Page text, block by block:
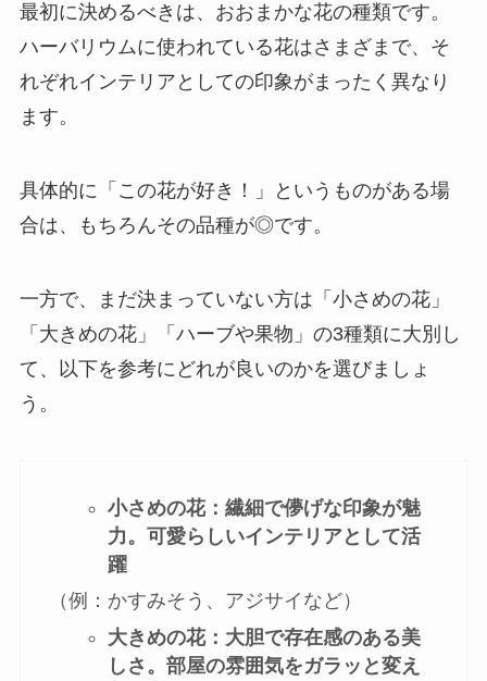
最初に決めるべきは、おおまかな花の種類です。
ハーバリウムに使われている花はさまざまで、そ
れぞれインテリアとしての印象がまったく異なり
ます。
具体的に「この花が好き！」というものがある場
合は、もちろんその品種が◎です。
一方で、まだ決まっていない方は「小さめの花」
「大きめの花」「ハーブや果物」の3種類に大別し
て、以下を参考にどれが良いのかを選びましょ
う。
小さめの花：繊細で儚げな印象が魅
力。可愛らしいインテリアとして活
躍
（例：かすみそう、アジサイなど）
大きめの花：大胆で存在感のある美
しさ。部屋の雰囲気をガラッと変え